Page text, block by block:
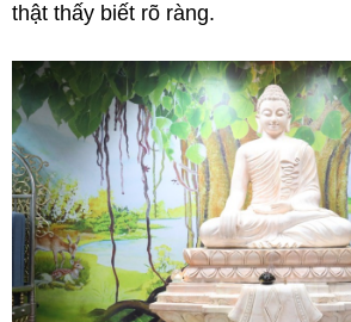
thật thấy biết rõ ràng.